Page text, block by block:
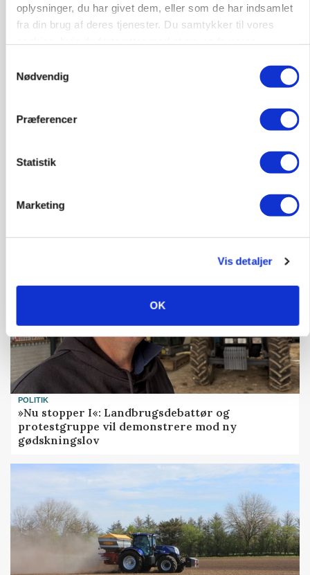
oplysninger, du har givet dem, eller som de har indsamlet
fra din brug af deres tjenester. Du samtykker til vores
Nødvendig
Præferencer
Statistik
Marketing
Vis detaljer
OK
Russisk mælkepris dykker 23 procent
marked for biokul
POLITIK
»Nu stopper I«: Landbrugsdebattør og
protestgruppe vil demonstrere mod ny
gødskningslov